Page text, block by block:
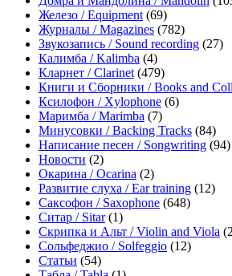
Железо / Equipment (69)
Журналы / Magazines (782)
Звукозапись / Sound recording (27)
Калимба / Kalimba (4)
Кларнет / Clarinet (479)
Книги и Сборники / Books and
Ксилофон / Xylophone (6)
Маримба / Marimba (7)
Минусовки / Backing Tracks (84)
Написание песен / Songwriting (94)
Новости (2)
Окарина / Ocarina (2)
Развитие слуха / Ear training (12)
Саксофон / Saxophone (648)
Ситар / Sitar(1)
Скрипка и Альт / Violin and Viola
Сольфеджио / Solfeggio (12)
Статьи (54)